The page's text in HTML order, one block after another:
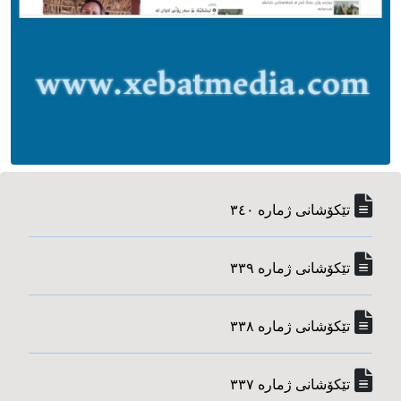
تێکۆشانی ژماره‌ ٣٤٠
تێکۆشانی ژماره‌ ٣٣٩
تێکۆشانی ژماره‌ ٣٣٨
تێکۆشانی ژماره‌ ٣٣٧